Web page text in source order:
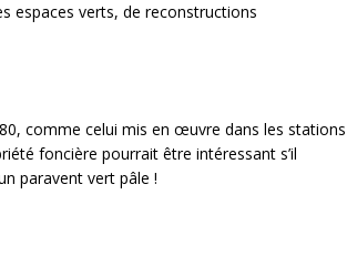
espaces verts, de reconstructions
comme celui mis en œuvre dans les stations
foncière pourrait être intéressant s’il
paravent vert pâle !